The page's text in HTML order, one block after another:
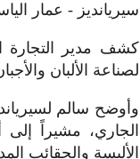
سيريانديز - عمار
كشف مدير
لصناعة الألبان
الجاري، مشيراً إلى
الألبسة والحقائب